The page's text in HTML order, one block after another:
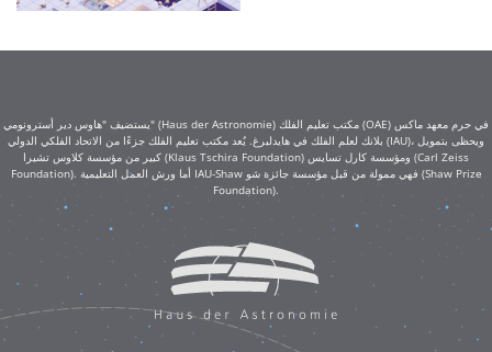
يستضيف "هاوس دير أسترونومي" (Haus der Astronomie) مكتب تعليم الفلك (OAE) في حرم معهد ماكس
بلانك لعلم الفلك في هايدلبرغ. يُعد مكتب تعليم الفلك جزءًا من الاتحاد الفلكي الدولي (IAU)، ويحظى بتمويل
كبير من مؤسسة كلاوس تشيرا (Klaus Tschira Foundation) ومؤسسة كارل تسايس (Carl Zeiss
Foundation). أما ورش العمل التعليمية IAU-Shaw فهي ممولة من قبل مؤسسة جائزة شو (Shaw Prize
Foundation).